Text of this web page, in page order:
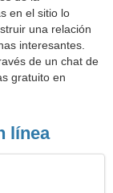
en el sitio lo
una relación
interesantes.
de un chat de
gratuito en
línea